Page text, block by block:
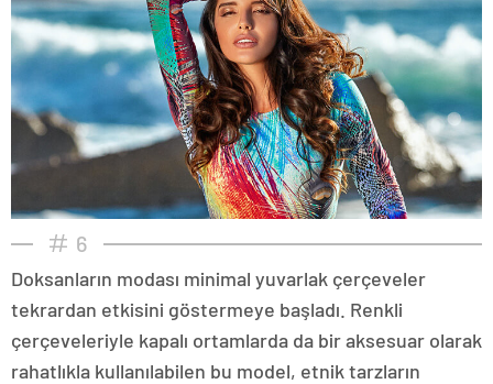
6
Doksanların modası minimal yuvarlak çerçeveler
tekrardan etkisini göstermeye başladı. Renkli
çerçeveleriyle kapalı ortamlarda da bir aksesuar olarak
rahatlıkla kullanılabilen bu model, etnik tarzların